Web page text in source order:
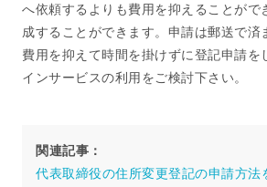
へ依頼するよりも費用を抑えることがで
成することができます。申請は郵送で済
費用を抑えて時間を掛けずに登記申請を
インサービスの利用をご検討下さい。
関連記事：
代表取締役の住所変更登記の申請方法